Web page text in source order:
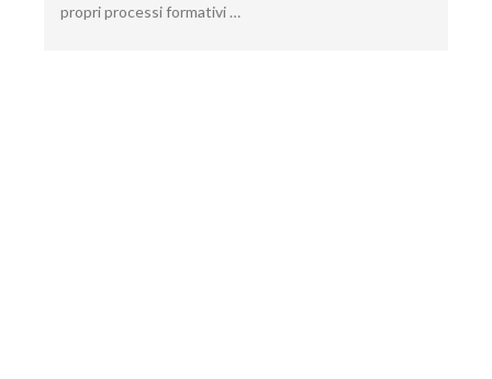
propri processi formativi …